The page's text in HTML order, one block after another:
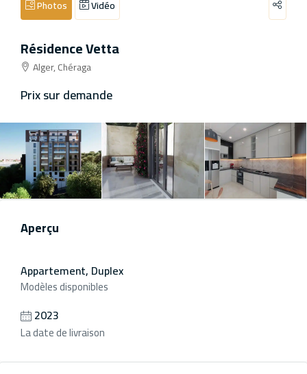
Photos Vidéo
Résidence Vetta
Alger, Chéraga
Prix sur demande
Aperçu
Appartement, Duplex
Modèles disponibles
2023
La date de livraison